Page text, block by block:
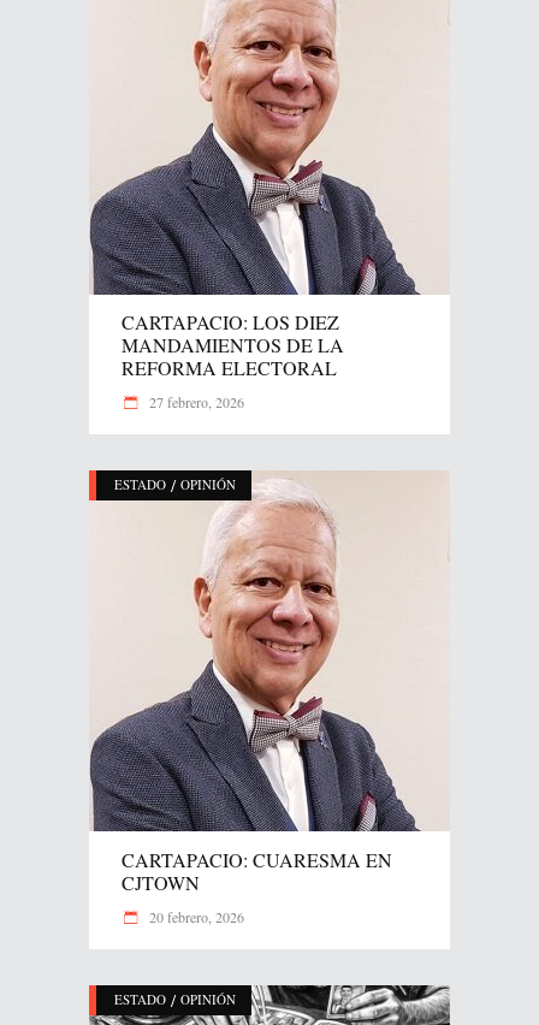
CARTAPACIO: LOS DIEZ
MANDAMIENTOS DE LA
REFORMA ELECTORAL
27 febrero, 2026
ESTADO / OPINIÓN
CARTAPACIO: CUARESMA EN
CJTOWN
20 febrero, 2026
ESTADO / OPINIÓN